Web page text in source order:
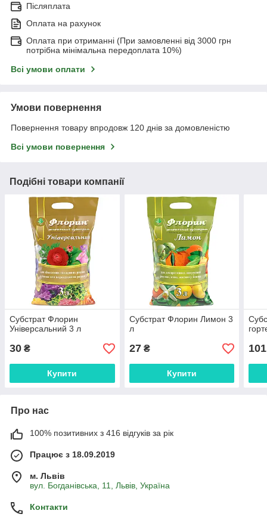
Післяплата
Оплата на рахунок
Оплата при отриманні (При замовленні від 3000 грн
потрібна мінімальна передоплата 10%)
Всі умови оплати
Умови повернення
Повернення товару впродовж 120 днів за домовленістю
Всі умови повернення
Подібні товари компанії
Субстрат Флорин
Універсальний 3 л
30 ₴
Купити
Субстрат Флорин Лимон 3
л
27₴
Купити
101
Про нас
100% позитивних з 416 відгуків за рік
Працює з 18.09.2019
м. Львів
вул. Богданівська, 11, Львів, Україна
Контакти